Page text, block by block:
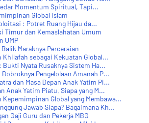
Momentum Spiritual, Tapi...
Global Islam
: Potret Ruang Hijau da...
Timur dan Kemaslahatan Umum
UMP
Maraknya Perceraian
sebagai Kekuatan Global...
Nyata Rusaknya Sistem Ha...
Pengelolaan Amanah P...
dan Masa Depan Anak Yatim Pi...
Anak Yatim Piatu, Siapa yang M...
Global yang Membawa...
Jawab Siapa? Bagaimana Kh...
Gaji Guru dan Pekerja MBG